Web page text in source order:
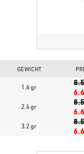
GEWICHT
1.6 gr
2.4 gr
3.2 gr